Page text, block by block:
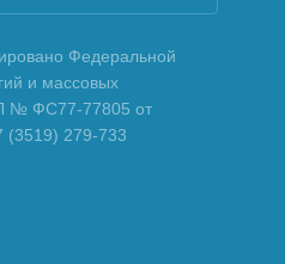
Федеральной
и массовых
№ ФС77-77805 от
(3519) 279-733